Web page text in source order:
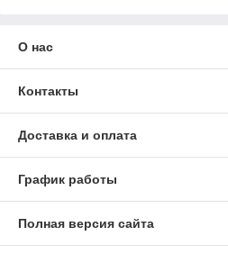
О нас
Контакты
Доставка и оплата
График работы
Полная версия сайта